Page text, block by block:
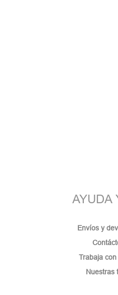
AYUDA
Envíos y
Trabaja
Nuestras